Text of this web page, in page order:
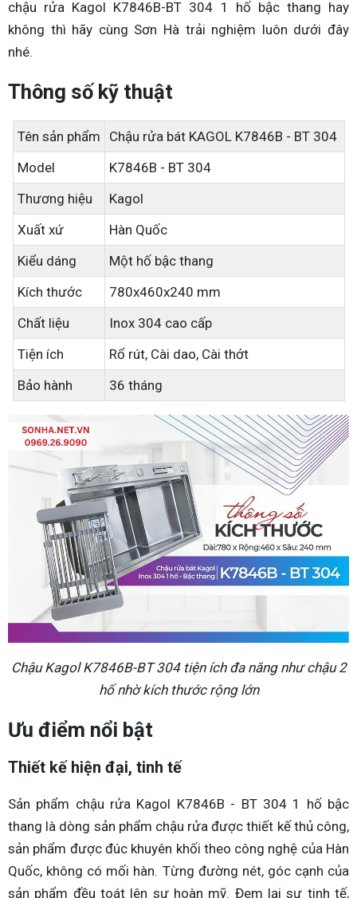
chậu rửa Kagol K7846B-BT 304 1 hố bậc thang hay
không thì hãy cùng Sơn Hà trải nghiệm luôn dưới đây
nhé.
Thông số kỹ thuật
Tên sản phẩm
Chậu rửa bát KAGOL K7846B - BT 304
Model
K7846B - BT 304
Thương hiệu
Kagol
Xuất xứ
Hàn Quốc
Kiểu dáng
Một hố bậc thang
Kích thước
780x460x240 mm
Chất liệu
Inox 304 cao cấp
Tiện ích
Rổ rút, Cài dao, Cài thớt
Bảo hành
36 tháng
Chậu Kagol K7846B-BT 304 tiện ích đa năng như chậu 2
hố nhờ kích thước rộng lớn
Ưu điểm nổi bật
Thiết kế hiện đại, tinh tế
Sản phẩm chậu rửa Kagol K7846B - BT 304 1 hố bậc
thang là dòng sản phẩm chậu rửa được thiết kế thủ công,
sản phẩm được đúc khuyên khối theo công nghệ của Hàn
Quốc, không có mối hàn. Từng đường nét, góc cạnh của
sản phẩm đều toát lên sự hoàn mỹ. Đem lại sự tinh tế,